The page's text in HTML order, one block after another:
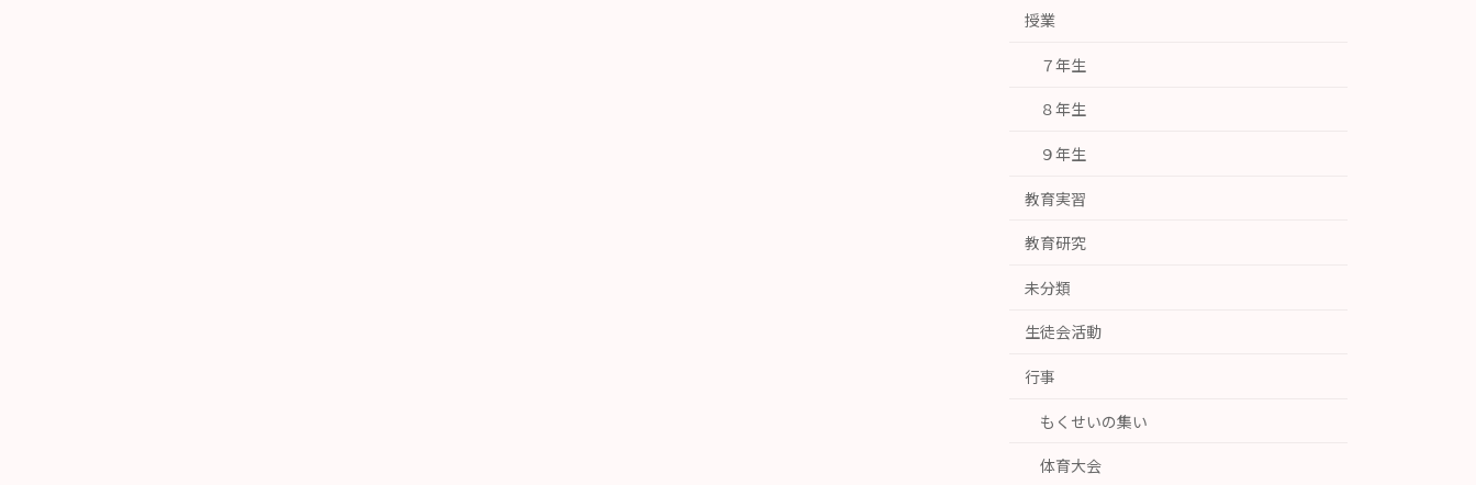
授業
７年生
８年生
９年生
教育実習
教育研究
未分類
生徒会活動
行事
もくせいの集い
体育大会